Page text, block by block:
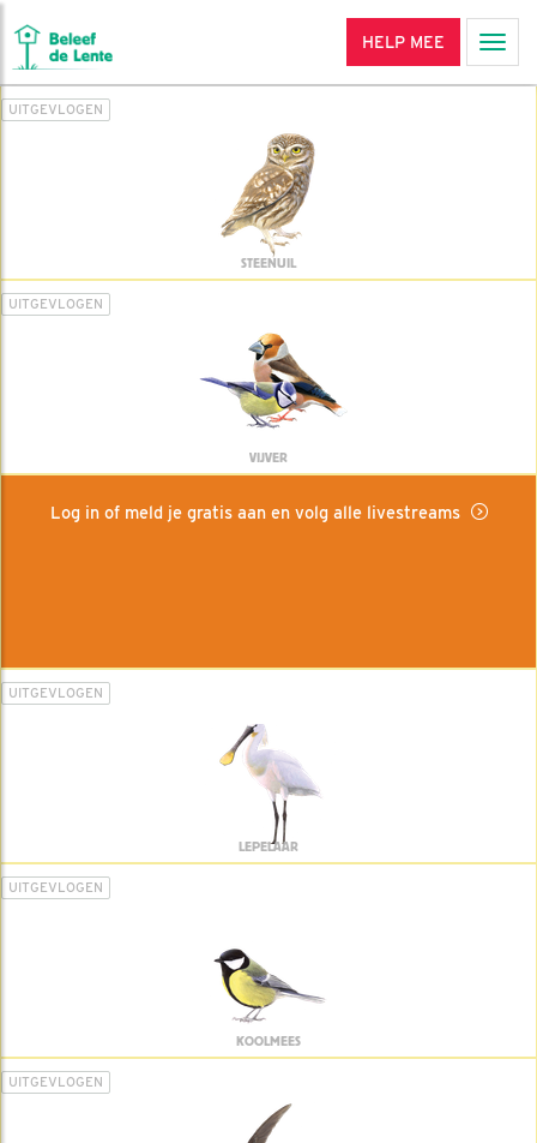
HELP MEE
UITGEVLOGEN
STEENUIL
UITGEVLOGEN
VIJVER
Log in of meld je gratis aan en volg alle livestreams
UITGEVLOGEN
LEPELAAR
UITGEVLOGEN
KOOLMEES
UITGEVLOGEN